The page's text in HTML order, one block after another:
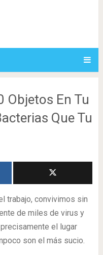
Objetos En Tu
Que Tu
trabajo, convivimos sin
de miles de virus y
el lugar
son el más sucio.